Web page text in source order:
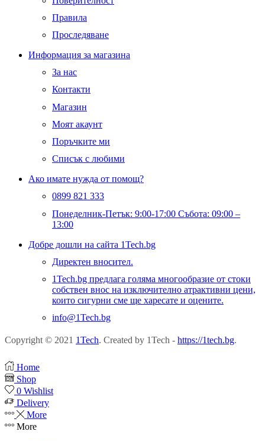
Правила
Проследяване
Информация за магазина
За нас
Контакти
Магазин
Моят акаунт
Поръчките ми
Списък с любими
Ако имате нужда от помощ?
0899 821 333
Понеделник-Петък: 9:00-17:00 Събота: 09:00 –
13:00
Добре дошли на сайта 1Tech.bg
Директен вносител.
1Tech.bg предлага голяма многообразие от стоки
собствен внос на изключително атрактивни цени,
които сигурни сме ще харесате и оцените.
info@1Tech.bg
Copyright © 2021 1Tech. Created by 1Tech - https://1tech.bg.
Home
Shop
0 Wishlist
Delivery
More
More